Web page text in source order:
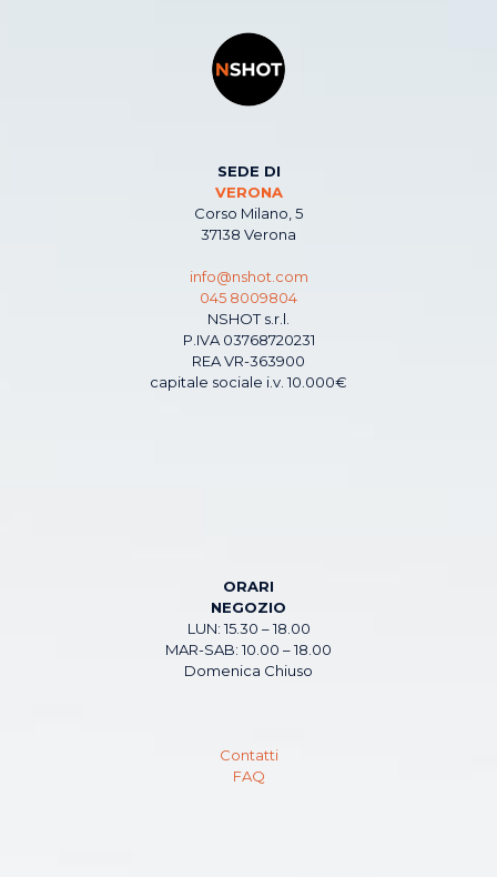
SEDE DI
VERONA
Corso Milano, 5
37138 Verona
info@nshot.com
045 8009804
NSHOT s.r.l.
P.IVA 03768720231
REA VR-363900
capitale sociale i.v. 10.000€
ORARI
NEGOZIO
LUN: 15.30 – 18.00
MAR-SAB: 10.00 – 18.00
Domenica Chiuso
Contatti
FAQ